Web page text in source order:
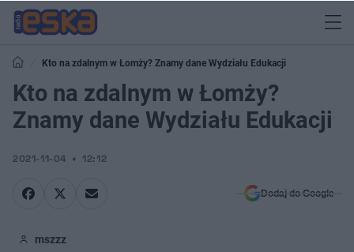
Kto na zdalnym w Łomży? Znamy dane Wydziału Edukacji
Kto na zdalnym w Łomży?
Znamy dane Wydziału Edukacji
2021-11-04 12:12
Dodaj do Google
mszzz